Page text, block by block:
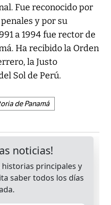
Fue reconocido por
y por su
a 1994 fue rector de
Ha recibido la Orden
la Justo
Sol de Perú.
de Panamá